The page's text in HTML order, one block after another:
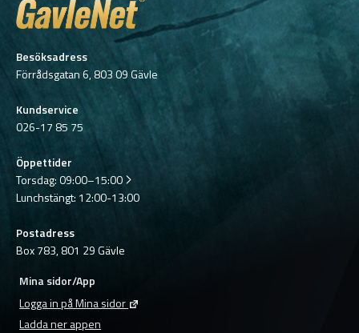
Besöksadress
Förrådsgatan 6, 803 09 Gävle
Kundservice
026-17 85 75
Öppettider
Torsdag:09:00–15:00
Lunchstängt: 12:00-13:00
Postadress
Box 783, 801 29 Gävle
Mina sidor/App
Logga in på Mina sidor
Ladda ner appen